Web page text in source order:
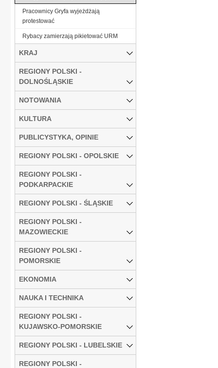
Pracownicy Gryfa wyjeżdżają
protestować
Rybacy zamierzają pikietować URM
KRAJ
REGIONY POLSKI -
DOLNOŚLĄSKIE
NOTOWANIA
KULTURA
PUBLICYSTYKA, OPINIE
REGIONY POLSKI - OPOLSKIE
REGIONY POLSKI -
PODKARPACKIE
REGIONY POLSKI - ŚLĄSKIE
REGIONY POLSKI -
MAZOWIECKIE
REGIONY POLSKI -
POMORSKIE
EKONOMIA
NAUKA I TECHNIKA
REGIONY POLSKI -
KUJAWSKO-POMORSKIE
REGIONY POLSKI - LUBELSKIE
REGIONY POLSKI -